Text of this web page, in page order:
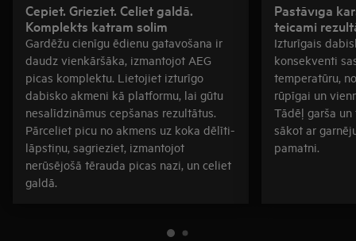
Cepiet. Grieziet. Celiet galdā.
Komplekts katram solim
Gardēžu cienīgu ēdienu gatavošana ir
daudz vienkāršāka, izmantojot AEG
picas komplektu. Lietojiet izturīgo
dabisko akmeni kā platformu, lai gūtu
nesalīdzināmus cepšanas rezultātus.
Pārceliet picu no akmens uz koka dēlīti-
lāpstiņu, sagrieziet, izmantojot
nerūsējošā tērauda picas nazi, un celiet
galdā.
Pastāvīga
teicami
Izturīgais
konsekventi
temperatūru,
rūpīgai un
Tādēļ garša
sākot ar
pamatni.